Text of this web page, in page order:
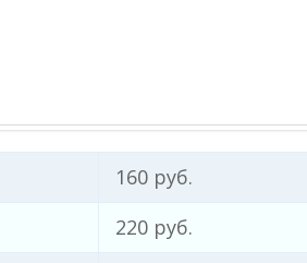
160 руб.
220 руб.